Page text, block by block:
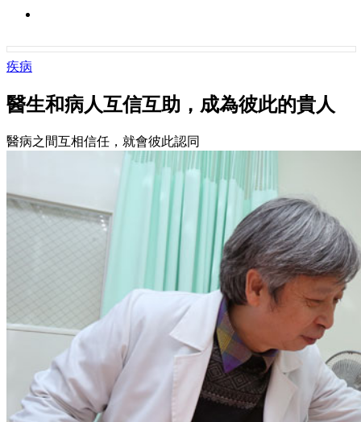
疾病
醫生和病人互信互助，成為彼此的貴人
醫病之間互相信任，就會彼此認同